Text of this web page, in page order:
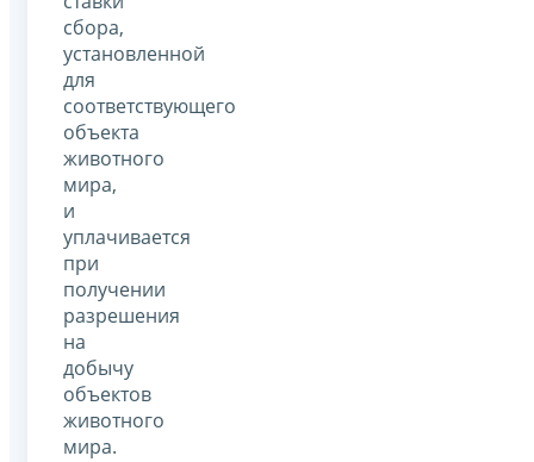
сбора,
установленной
для
соответствующего
объекта
животного
мира,
и
уплачивается
при
получении
разрешения
на
добычу
объектов
животного
мира.